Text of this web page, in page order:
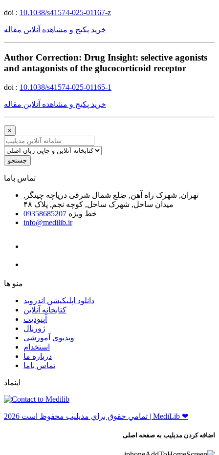
doi : 10.1038/s41574-025-01167-z
خرید پکیج و مشاهده آنلاین مقاله
Author Correction: Drug Insight: selective agonists
and antagonists of the glucocorticoid receptor
doi : 10.1038/s41574-025-01165-1
خرید پکیج و مشاهده آنلاین مقاله
×
جستجو
ﺗﻤﺎﺱ ﺑﺎﻣﺎ
تهران, شهرک راه آهن, ضلع شمال شرقی دریاچه چیتگر,
میدان ساحل, شهرک ساحل, کوچه نجم, پلاک ۴۸
خط ویژه 09358685207
info@medilib.ir
ﻣﻨﻮ ﻫﺎ
دانلود اپلیکیشن اندروید
ﮐﺘﺎﺑﺨﺎﻧﻪ ﺁﻧﻼﯾﻦ
ﺁﭘﺘﻮﺩﯾﺖ
ﮊﻭﺭﻧﺎﻝ
ویدیوی آموزشی
استخدام
درباره ما
ﺗﻤﺎﺱ ﺑﺎﻣﺎ
اینماد
ﺗﻤﺎﻣﻲ ﺣﻘﻮﻕ ﺑﺮاﻱ ﻣﺪﻳﻠﻴﺐ ﻣﺤﻔﻮﻅ اﺳﺖ 2026 | MediLib ❤
اضافه کردن مدیلیب به صفحه اصلی